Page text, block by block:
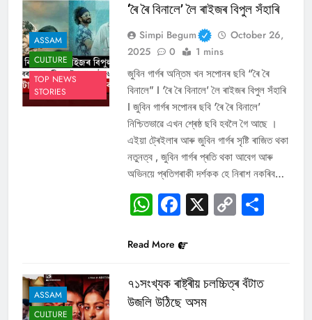
ASSAM
CULTURE
TOP NEWS
STORIES
‘ৰৈ ৰৈ বিনালে’ লৈ ৰাইজৰ বিপুল সঁহাৰি
Simpi Begum
October 26,
2025
0 1 mins
জুবিন গাৰ্গৰ অন্তিম খন সপোনৰ ছবি “ৰৈ ৰৈ
বিনালে” I ‘ৰৈ ৰৈ বিনালে’ লৈ ৰাইজৰ বিপুল সঁহাৰি
I জুবিন গাৰ্গৰ সপোনৰ ছবি ‘ৰৈ ৰৈ বিনালে’
নিশ্চিতভাৱে এখন শ্ৰেষ্ঠ ছবি হবলৈ গৈ আছে ।
এইয়া ট্ৰেইলাৰ আৰু জুবিন গাৰ্গৰ সৃষ্টি ৰাজিত থকা
নতুনত্ব , জুবিন গাৰ্গৰ প্ৰতি থকা আবেগ আৰু
অভিনয়ে প্ৰতিগৰাকী দৰ্শকক হে নিৰাশ নকৰিব…
WhatsApp
Facebook
X Copy
Read More
ASSAM
CULTURE
৭১সংখ্যক ৰাষ্ট্ৰীয় চলচ্চিত্ৰ বঁটাত
উজলি উঠিছে অসম